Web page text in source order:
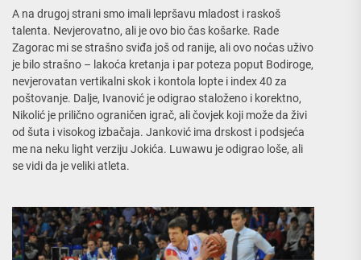
A na drugoj strani smo imali lepršavu mladost i raskoš
talenta. Nevjerovatno, ali je ovo bio čas košarke. Rade
Zagorac mi se strašno sviđa još od ranije, ali ovo noćas uživo
je bilo strašno – lakoća kretanja i par poteza poput Bodiroge,
nevjerovatan vertikalni skok i kontola lopte i index 40 za
poštovanje. Dalje, Ivanović je odigrao staloženo i korektno,
Nikolić je prilično ograničen igrač, ali čovjek koji može da živi
od šuta i visokog izbačaja. Janković ima drskost i podsjeća
me na neku light verziju Jokića. Luwawu je odigrao loše, ali
se vidi da je veliki atleta.